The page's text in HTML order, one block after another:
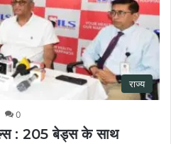
राज्य
0
: 205 बेड्स के साथ